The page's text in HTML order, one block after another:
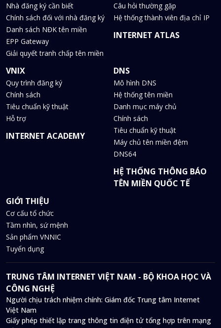
Nhà đăng ký cần biết
Chính sách đối với nhà đăng ký
Danh sách NĐK tên miền
EPP Gateway
Giải quyết tranh chấp tên miền
Câu hỏi thường gặp
Hệ thống thành viên địa chỉ IP
INTERNET ATLAS
VNIX
Quy trình đăng ký
Chính sách
Tiêu chuẩn kỹ thuật
Hỗ trợ
INTERNET ACADEMY
DNS
Mô hình DNS
Hệ thống tên miền
Danh mục máy chủ
Chính sách
Tiêu chuẩn kỹ thuật
Máy chủ tên miền đệm
DNS64
HỆ THỐNG THÔNG BÁO
TÊN MIỀN QUỐC TẾ
GIỚI THIỆU
Cơ cấu tổ chức
Tầm nhìn, sứ mệnh
Sản phẩm VNNIC
Tuyển dụng
TRUNG TÂM INTERNET VIỆT NAM - BỘ KHOA HỌC VÀ
CÔNG NGHỆ
Người chịu trách nhiệm chính: Giám đốc Trung tâm Internet
Việt Nam
Giấy phép thiết lập trang thông tin điện tử tổng hợp trên mạng